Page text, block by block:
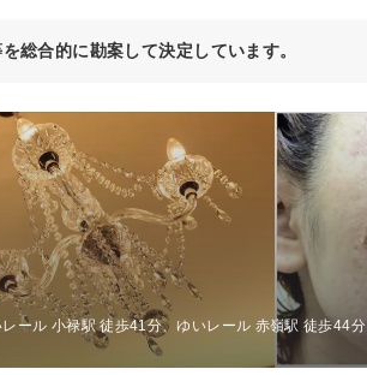
総合的に勘案して決定しています。
ール 小禄駅 徒歩41分、ゆいレール 赤嶺駅 徒歩44分